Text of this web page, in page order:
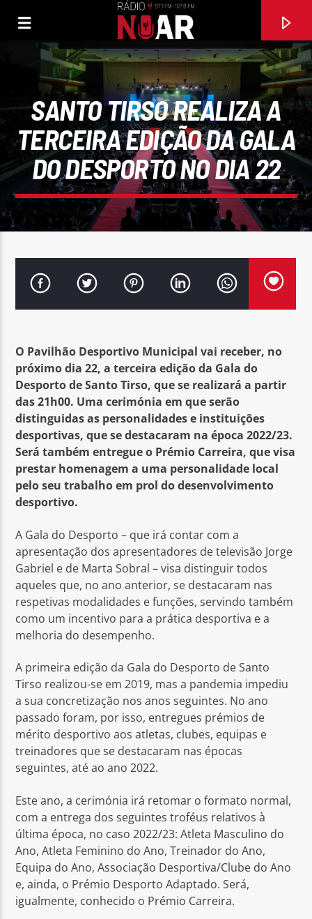
GAGO, SASA,DIVÓRCIO
Rádio No ar
SANTO TIRSO REALIZA A
TERCEIRA EDIÇÃO DA GALA
DO DESPORTO NO DIA 22
O Pavilhão Desportivo Municipal vai receber, no
próximo dia 22, a terceira edição da Gala do
Desporto de Santo Tirso,que se realizará a partir
das 21h00. Uma cerimónia em que serão
distinguidas as personalidades e instituições
desportivas, que se destacaram na época 2022/23.
Será também entregue o Prémio Carreira, que visa
prestar homenagem a uma personalidade local
pelo seu trabalho em prol do desenvolvimento
desportivo.
A Gala do Desporto – que irá contar com a
apresentação dos apresentadores de televisão Jorge
Gabriel e de Marta Sobral – visa distinguir todos
aqueles que, no ano anterior, se destacaram nas
respetivas modalidades e funções, servindo também
como um incentivo para a prática desportiva e a
melhoria do desempenho.
A primeira edição da Gala do Desporto de Santo
Tirso realizou-se em 2019, mas a pandemia impediu
a sua concretização nos anos seguintes. No ano
passado foram, por isso, entregues prémios de
mérito desportivo aos atletas, clubes, equipas e
treinadores que se destacaram nas épocas
seguintes, até ao ano 2022.
Este ano, a cerimónia irá retomar o formato normal,
com a entrega dos seguintes troféus relativos à
última época, no caso 2022/23: Atleta Masculino do
Ano, Atleta Feminino do Ano, Treinador do Ano,
Equipa do Ano, Associação Desportiva/Clube do Ano
e, ainda, o Prémio Desporto Adaptado. Será,
igualmente, conhecido o Prémio Carreira.